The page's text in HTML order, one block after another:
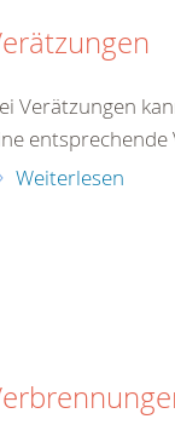
Verätzungen
entsprechende
Weiterlesen